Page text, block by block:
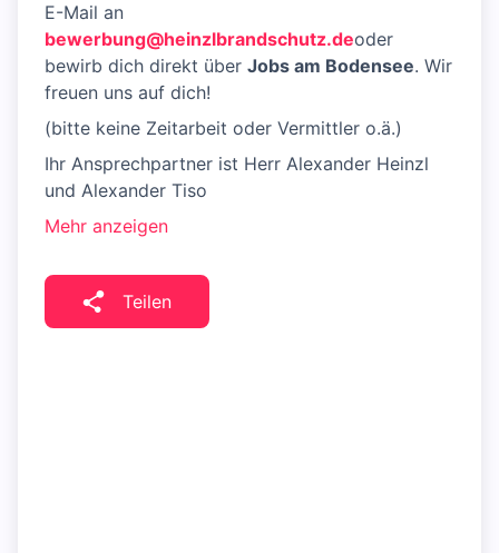
E-Mail an
bewerbung@heinzlbrandschutz.deoder
bewirb dich direkt über Jobs am Bodensee. Wir
freuen uns auf dich!
(bitte keine Zeitarbeit oder Vermittler o.ä.)
Ihr Ansprechpartner ist Herr Alexander Heinzl
und Alexander Tiso
Mehr anzeigen
Teilen